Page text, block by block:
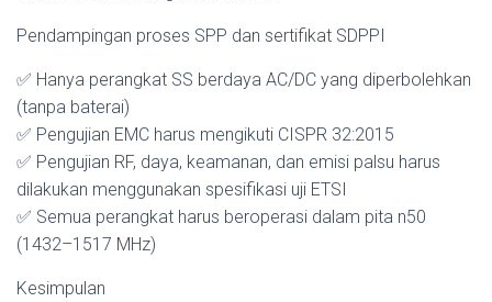
Pendampingan proses SPP dan sertifikat SDPPI
✅ Hanya perangkat SS berdaya AC/DC yang diperbolehkan
(tanpa baterai)
✅ Pengujian EMC harus mengikuti CISPR 32:2015
✅ Pengujian RF, daya, keamanan, dan emisi palsu harus
dilakukan menggunakan spesifikasi uji ETSI
✅ Semua perangkat harus beroperasi dalam pita n50
(1432–1517 MHz)
Kesimpulan